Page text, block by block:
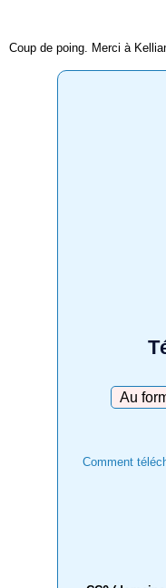
Coup de poing. Merci à
Comment